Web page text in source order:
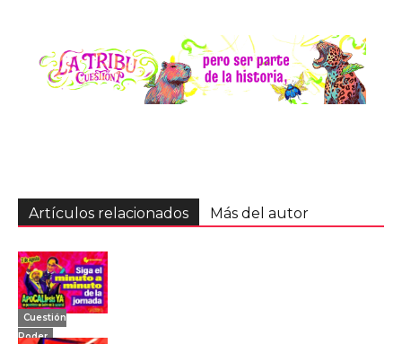
Artículos relacionados Más del autor
Cuestión
Poder